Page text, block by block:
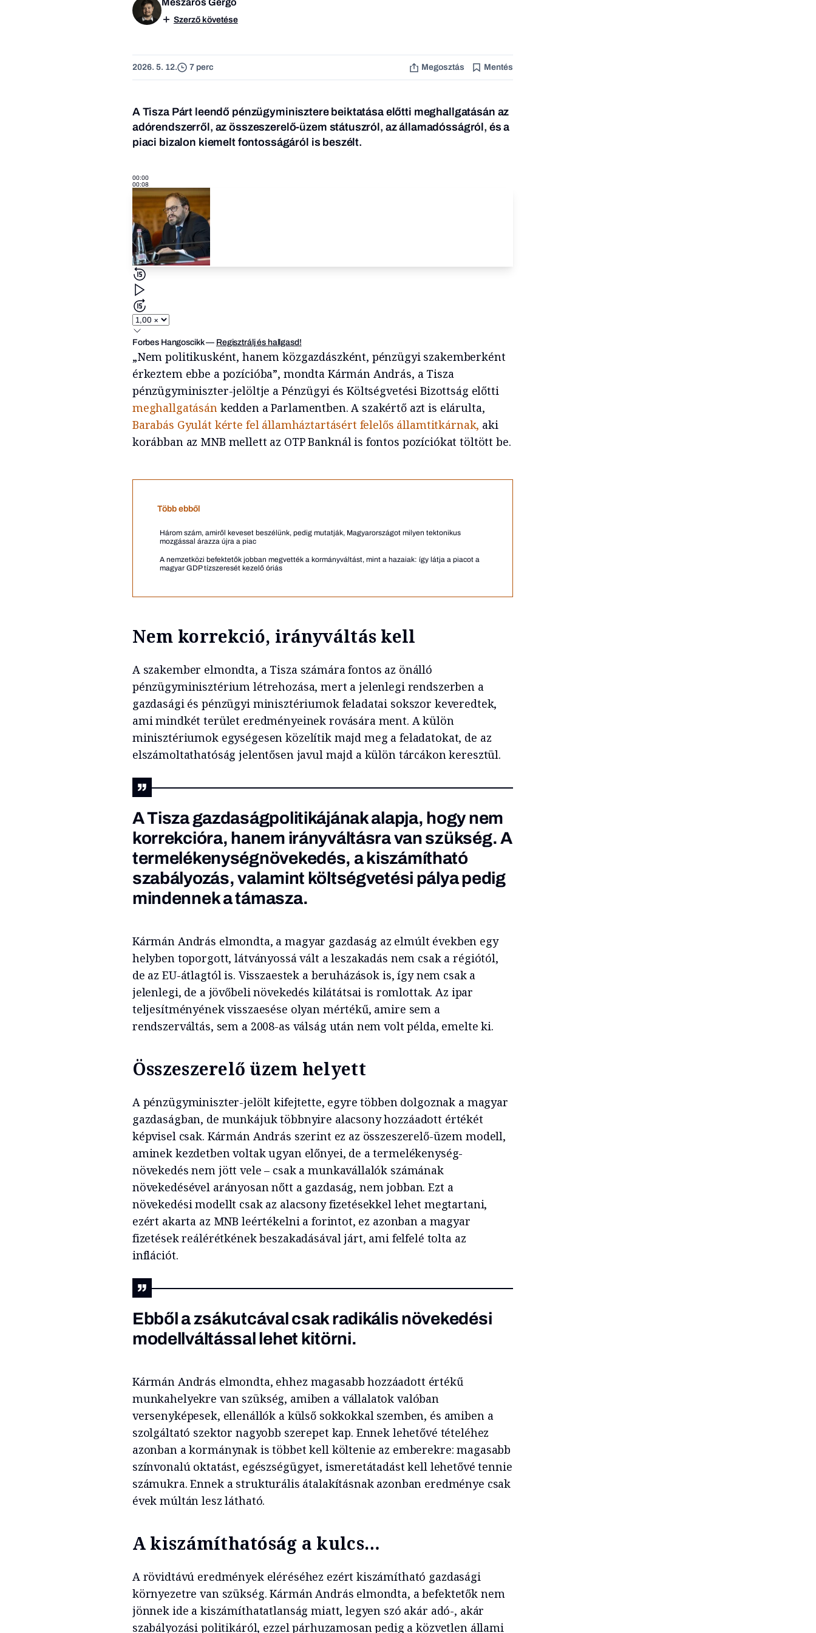
Szerző követése
2026. 5. 12. 7 perc Megosztás Mentés
A Tisza Párt leendő pénzügyminisztere beiktatása előtti meghallgatásán az
adórendszerről, az összeszerelő-üzem státuszról, az államadósságról, és a
piaci bizalon kiemelt fontosságáról is beszélt.
00:00
00:08
Forbes Hangoscikk— Regisztrálj és hallgasd!
„Nem politikusként, hanem közgazdászként, pénzügyi szakemberként
érkeztem ebbe a pozícióba”, mondta Kármán András, a Tisza
pénzügyminiszter-jelöltje a Pénzügyi és Költségvetési Bizottság előtti
meghallgatásán kedden a Parlamentben. A szakértő azt is elárulta,
Barabás Gyulát kérte fel államháztartásért felelős államtitkárnak, aki
korábban az MNB mellett az OTP Banknál is fontos pozíciókat töltött be.
Több ebből
Három szám, amiről keveset beszélünk, pedig mutatják, Magyarországot milyen tektonikus
mozgással árazza újra a piac
A nemzetközi befektetők jobban megvették a kormányváltást, mint a hazaiak: így látja a piacot a
magyar GDP tízszeresét kezelő óriás
Nem korrekció, irányváltás kell
A szakember elmondta, a Tisza számára fontos az önálló
pénzügyminisztérium létrehozása, mert a jelenlegi rendszerben a
gazdasági és pénzügyi minisztériumok feladatai sokszor keveredtek,
ami mindkét terület eredményeinek rovására ment. A külön
minisztériumok egységesen közelítik majd meg a feladatokat, de az
elszámoltathatóság jelentősen javul majd a külön tárcákon keresztül.
A Tisza gazdaságpolitikájának alapja, hogy nem
korrekcióra, hanem irányváltásra van szükség. A
termelékenységnövekedés, a kiszámítható
szabályozás, valamint költségvetési pálya pedig
mindennek a támasza.
Kármán András elmondta, a magyar gazdaság az elmúlt években egy
helyben toporgott, látványossá vált a leszakadás nem csak a régiótól,
de az EU-átlagtól is. Visszaestek a beruházások is, így nem csak a
jelenlegi, de a jövőbeli növekedés kilátátsai is romlottak. Az ipar
teljesítményének visszaesése olyan mértékű, amire sem a
rendszerváltás, sem a 2008-as válság után nem volt példa, emelte ki.
Összeszerelő üzem helyett
A pénzügyminiszter-jelölt kifejtette, egyre többen dolgoznak a magyar
gazdaságban, de munkájuk többnyire alacsony hozzáadott értékét
képvisel csak. Kármán András szerint ez az összeszerelő-üzem modell,
aminek kezdetben voltak ugyan előnyei, de a termelékenység-
növekedés nem jött vele – csak a munkavállalók számának
növekedésével arányosan nőtt a gazdaság, nem jobban. Ezt a
növekedési modellt csak az alacsony fizetésekkel lehet megtartani,
ezért akarta az MNB leértékelni a forintot, ez azonban a magyar
fizetések reálérétkének beszakadásával járt, ami felfelé tolta az
inflációt.
Ebből a zsákutcával csak radikális növekedési
modellváltással lehet kitörni.
Kármán András elmondta, ehhez magasabb hozzáadott értékű
munkahelyekre van szükség, amiben a vállalatok valóban
versenyképesek, ellenállók a külső sokkokkal szemben, és amiben a
szolgáltató szektor nagyobb szerepet kap. Ennek lehetővé tételéhez
azonban a kormánynak is többet kell költenie az emberekre: magasabb
színvonalú oktatást, egészségügyet, ismeretátadást kell lehetővé tennie
számukra. Ennek a strukturális átalakításnak azonban eredménye csak
évek múltán lesz látható.
A kiszámíthatóság a kulcs…
A rövidtávú eredmények eléréséhez ezért kiszámítható gazdasági
környezetre van szükség. Kármán András elmondta, a befektetők nem
jönnek ide a kiszámíthatatlanság miatt, legyen szó akár adó-, akár
szabályozási politikáról, ezzel párhuzamosan pedig a közvetlen állami